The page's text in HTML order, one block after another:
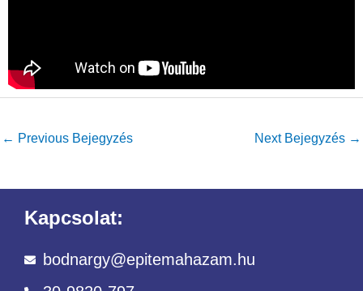
← Previous Bejegyzés Next Bejegyzés →
Kapcsolat:
bodnargy@epitemahazam.hu